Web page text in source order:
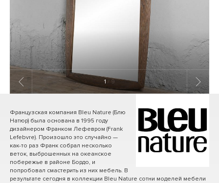
1 / 9
Французская компания Bleu Nature (Блю
Натюр) была основана в 1995 году
дизайнером Франком Лефевром (Frank
Lefebvre). Произошло это случайно —
как-то раз Франк собрал несколько
веток, выброшенных на океанское
побережье в районе Бордо, и
попробовал смастерить из них мебель. В
результате сегодня в коллекции Bleu Nature сотни моделей мебели